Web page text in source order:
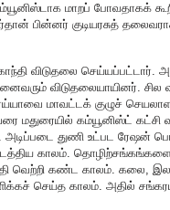
மாறப் போவதாகக்
பின்னர் குடியரசுத்
விடுதலை செய்யப்பட்டார்.
விடுதலையாயினர். சில
மாவட்டக் குழுச்
மதுரையில் கம்யூனிஸ்ட் கட்சி
அடிப்படை துணி உட்பட ரேஷன்
காலம்.
வெற்றி கண்ட காலம். கலை,
செய்த காலம். அதில்